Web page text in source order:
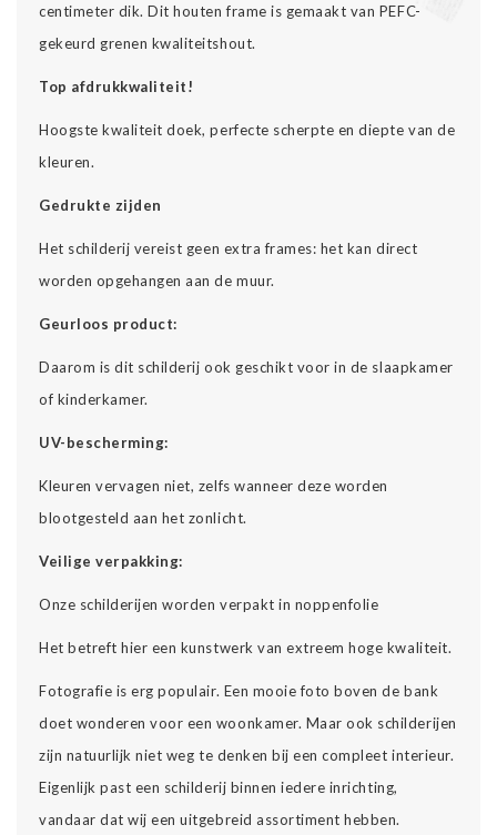
centimeter dik. Dit houten frame is gemaakt van PEFC-
gekeurd grenen kwaliteitshout.
Top afdrukkwaliteit!
Hoogste kwaliteit doek, perfecte scherpte en diepte van de
kleuren.
Gedrukte zijden
Het schilderij vereist geen extra frames: het kan direct
worden opgehangen aan de muur.
Geurloos product:
Daarom is dit schilderij ook geschikt voor in de slaapkamer
of kinderkamer.
UV-bescherming:
Kleuren vervagen niet, zelfs wanneer deze worden
blootgesteld aan het zonlicht.
Veilige verpakking:
Onze schilderijen worden verpakt in noppenfolie
Het betreft hier een kunstwerk van extreem hoge kwaliteit.
Fotografie is erg populair. Een mooie foto boven de bank
doet wonderen voor een woonkamer. Maar ook schilderijen
zijn natuurlijk niet weg te denken bij een compleet interieur.
Eigenlijk past een schilderij binnen iedere inrichting,
vandaar dat wij een uitgebreid assortiment hebben.